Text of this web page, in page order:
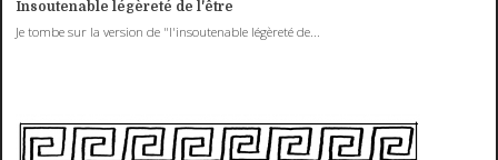
Insoutenable légèreté de l'être
Je tombe sur la version de "l'insoutenable légèreté de...